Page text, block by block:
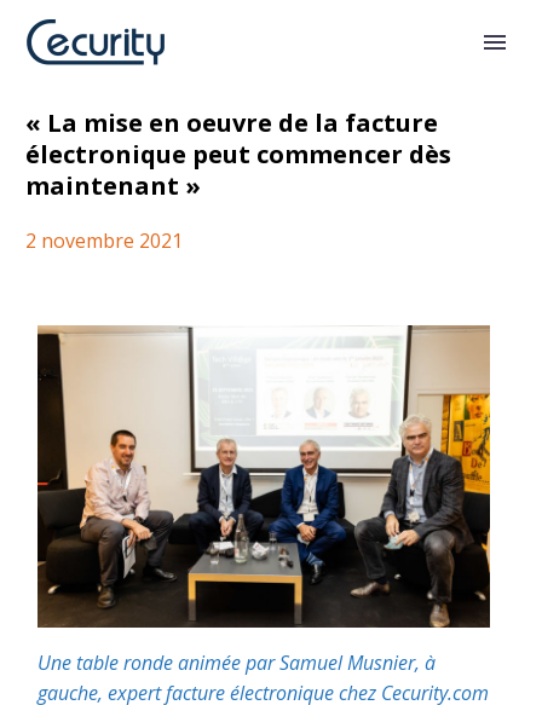
En route pour le 1er juillet 2024
« La mise en oeuvre de la facture
électronique peut commencer dès
maintenant »
2 novembre 2021
Une table ronde animée par Samuel Musnier, à
gauche, expert facture électronique chez Cecurity.com